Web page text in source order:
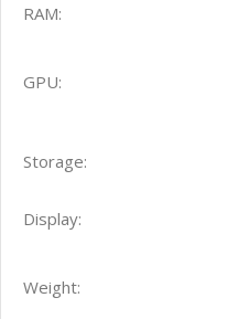
RAM:
GPU:
Storage:
Display:
Weight: